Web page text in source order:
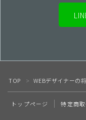
TOP ＞ WEBデザイナーの
トップページ 特定商